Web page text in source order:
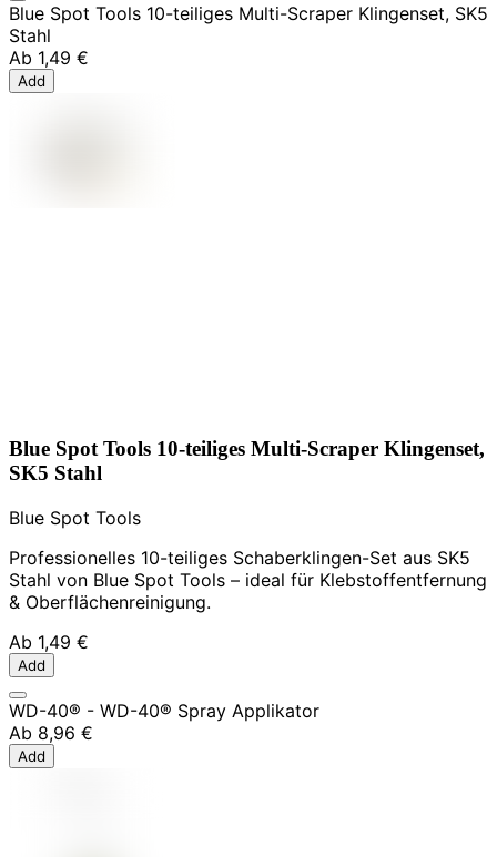
Blue Spot Tools 10-teiliges Multi-Scraper Klingenset, SK5
Stahl
Ab 1,49 €
Add
Blue Spot Tools 10-teiliges Multi-Scraper Klingenset,
SK5 Stahl
Blue Spot Tools
Professionelles 10-teiliges Schaberklingen-Set aus SK5
Stahl von Blue Spot Tools – ideal für Klebstoffentfernung
& Oberflächenreinigung.
Ab 1,49 €
Add
WD-40® - WD-40® Spray Applikator
Ab 8,96 €
Add